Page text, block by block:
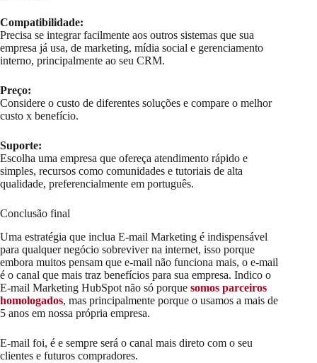
Compatibilidade:
Precisa se integrar facilmente aos outros sistemas que sua
empresa já usa, de marketing, mídia social e gerenciamento
interno, principalmente ao seu CRM.
Preço:
Considere o custo de diferentes soluções e compare o melhor
custo x benefício.
Suporte:
Escolha uma empresa que ofereça atendimento rápido e
simples, recursos como comunidades e tutoriais de alta
qualidade, preferencialmente em português.
Conclusão final
Uma estratégia que inclua E-mail Marketing é indispensável
para qualquer negócio sobreviver na internet, isso porque
embora muitos pensam que e-mail não funciona mais, o e-mail
é o canal que mais traz benefícios para sua empresa. Indico o
E-mail Marketing HubSpot não só porque somos parceiros
homologados, mas principalmente porque o usamos a mais de
5 anos em nossa própria empresa.
E-mail foi, é e sempre será o canal mais direto com o seu
clientes e futuros compradores.